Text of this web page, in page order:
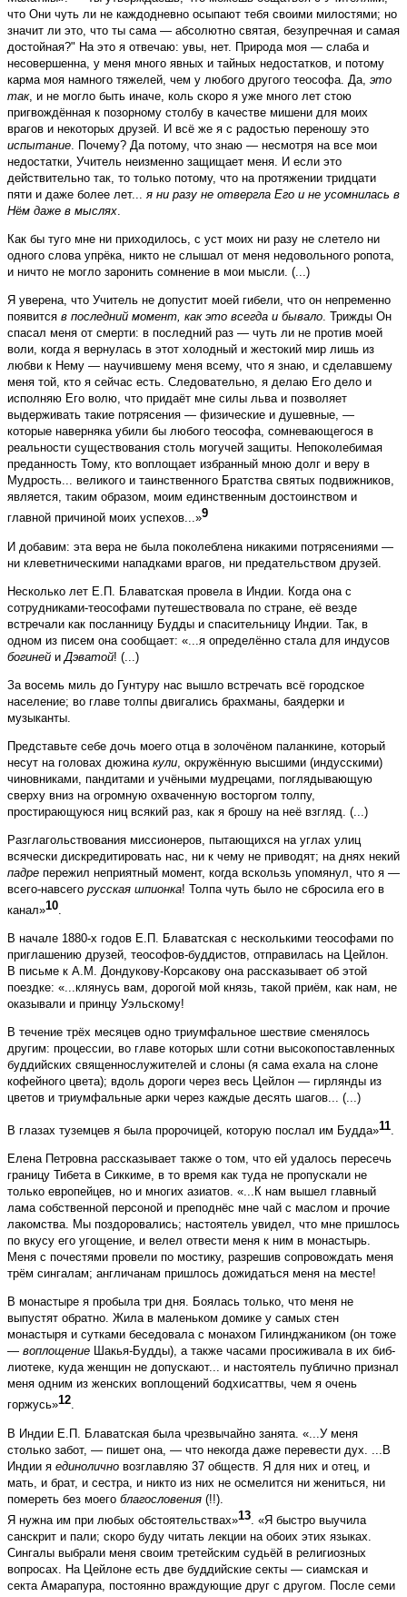
что Они чуть ли не каждодневно осыпают тебя своими милостями; но
значит ли это, что ты сама — абсолютно святая, безупречная и самая
достойная?" На это я отвечаю: увы, нет. Природа моя — слаба и
несовершенна, у меня много явных и тайных недостатков, и потому
карма моя намного тяжелей, чем у любого другого теософа. Да, это
так, и не могло быть иначе, коль скоро я уже много лет стою
пригвождённая к позорному столбу в качестве мишени для моих
врагов и некоторых друзей. И всё же я с радостью переношу это
испытание. Почему? Да потому, что знаю — несмотря на все мои
недостатки, Учитель неизменно защищает меня. И если это
действительно так, то только потому, что на протяжении тридцати
пяти и даже более лет... я ни разу не отвергла Его и не усомнилась в
Нём даже в мыслях.
Как бы туго мне ни приходилось, с уст моих ни разу не слетело ни
одного слова упрёка, никто не слышал от меня недовольного ропота,
и ничто не могло заронить сомнение в мои мысли. (...)
Я уверена, что Учитель не допустит моей гибели, что он непременно
появится в последний момент, как это всегда и бывало. Трижды Он
спасал меня от смерти: в последний раз — чуть ли не против моей
воли, когда я вернулась в этот холодный и жестокий мир лишь из
любви к Нему — научившему меня всему, что я знаю, и сделавшему
меня той, кто я сейчас есть. Следовательно, я делаю Его дело и
исполняю Его волю, что придаёт мне силы льва и позволяет
выдерживать такие потрясения — физические и душевные, —
которые наверняка убили бы любого теософа, сомневающегося в
реальности существования столь могучей защиты. Непоколебимая
преданность Тому, кто воплощает избранный мною долг и веру в
Мудрость... великого и таинственного Братства святых подвижников,
является, таким образом, моим единственным достоинством и
главной причиной моих успехов...»9
И добавим: эта вера не была поколеблена никакими потрясениями —
ни клеветническими нападками врагов, ни предательством друзей.
Несколько лет Е.П. Блаватская провела в Индии. Когда она с
сотрудниками-теософами путешествовала по стране, её везде
встречали как посланницу Будды и спасительницу Индии. Так, в
одном из писем она сообщает: «...я определённо стала для индусов
богиней и Дэватой! (...)
За восемь миль до Гунтуру нас вышло встречать всё городское
население; во главе толпы двигались брахманы, баядерки и
музыканты.
Представьте себе дочь моего отца в золочёном паланкине, который
несут на головах дюжина кули , окружённую высшими (индусскими)
чиновниками, пандитами и учёными мудрецами, поглядывающую
сверху вниз на огромную охваченную восторгом толпу,
простирающуюся ниц всякий раз, как я брошу на неё взгляд. (...)
Разглагольствования миссионеров, пытающихся на углах улиц
всячески дискредитировать нас, ни к чему не приводят; на днях некий
падре пережил неприятный момент, когда вскользь упомянул, что я —
всего-навсего русская шпионка! Толпа чуть было не сбросила его в
канал»10
В начале 1880-х годов Е.П. Блаватская с несколькими теософами по
приглашению друзей, теософов-буддистов, отправилась на Цейлон.
В письме к А.М. Дондукову-Корсакову она рассказывает об этой
поездке: «...клянусь вам, дорогой мой князь, такой приём, как нам, не
оказывали и принцу Уэльскому!
В течение трёх месяцев одно триумфальное шествие сменялось
другим: процессии, во главе которых шли сотни высокопоставленных
буддийских священнослужителей и слоны (я сама ехала на слоне
кофейного цвета); вдоль дороги через весь Цейлон — гирлянды из
цветов и триумфальные арки через каждые десять шагов... (...)
В глазах туземцев я была пророчицей, которую послал им Будда»11.
Елена Петровна рассказывает также о том, что ей удалось пересечь
границу Тибета в Сиккиме, в то время как туда не пропускали не
только европейцев, но и многих азиатов. «...К нам вышел главный
лама собственной персоной и преподнёс мне чай с маслом и прочие
лакомства. Мы поздоровались; настоятель увидел, что мне пришлось
по вкусу его угощение, и велел отвести меня к ним в монастырь.
Меня с почестями провели по мостику, разрешив сопровождать меня
трём сингалам; англичанам пришлось дожидаться меня на месте!
В монастыре я пробыла три дня. Боялась только, что меня не
выпустят обратно. Жила в маленьком домике у самых стен
монастыря и сутками беседовала с монахом Гилинджаником (он тоже
— воплощение Шакья-Будды), а также часами просиживала в их биб­
лиотеке, куда женщин не допускают... и настоятель публично признал
меня одним из женских воплощений бодхисаттвы, чем я очень
горжусь»12.
В Индии Е.П. Блаватская была чрезвычайно занята. «...У меня
столько забот, — пишет она, — что некогда даже перевести дух. ...В
Индии я единолично возглавляю 37 обществ. Я для них и отец, и
мать, и брат, и сестра, и никто из них не осмелится ни жениться, ни
помереть без моего благословения (!!).
Я нужна им при любых обстоятельствах»13 . «Я быстро выучила
санскрит и пали; скоро буду читать лекции на обоих этих языках.
Сингалы выбрали меня своим третейским судьёй в религиозных
вопросах. На Цейлоне есть две буддийские секты — сиамская и
секта Амарапура, постоянно враждующие друг с другом. После семи